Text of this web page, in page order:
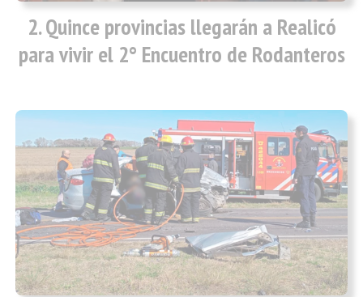
Quince provincias llegarán a Realicó
para vivir el 2° Encuentro de Rodanteros